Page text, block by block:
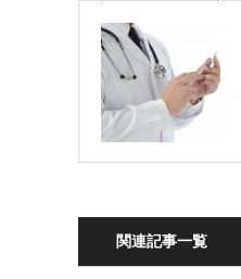
関連記事一覧